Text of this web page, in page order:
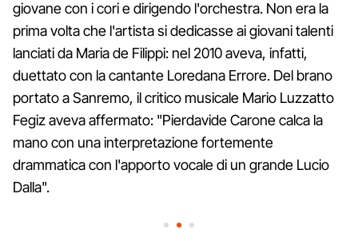
giovane con i cori e dirigendo l'orchestra. Non era la
prima volta che l'artista si dedicasse ai giovani talenti
lanciati da Maria de Filippi: nel 2010 aveva, infatti,
duettato con la cantante Loredana Errore. Del brano
portato a Sanremo, il critico musicale Mario Luzzatto
Fegiz aveva affermato: "Pierdavide Carone calca la
mano con una interpretazione fortemente
drammatica con l'apporto vocale di un grande Lucio
Dalla".